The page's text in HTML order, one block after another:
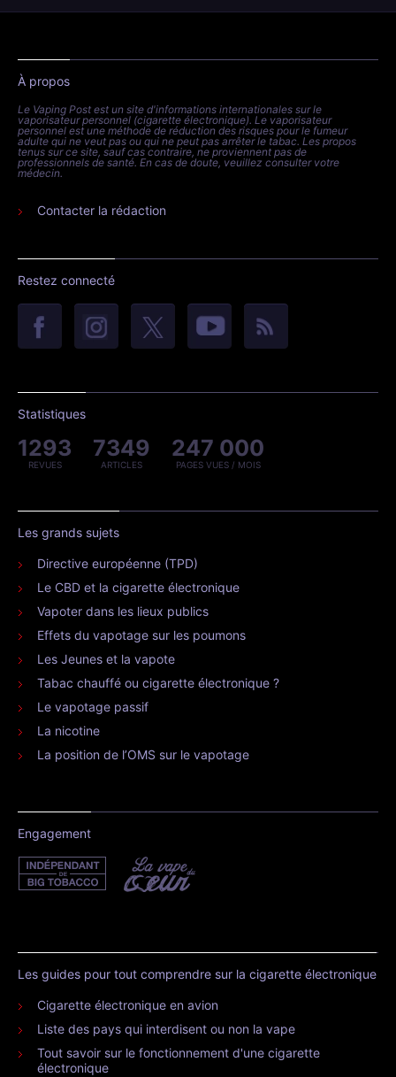
À propos
Le Vaping Post est un site d'informations internationales sur le
vaporisateur personnel (cigarette électronique). Le vaporisateur
personnel est une méthode de réduction des risques pour le fumeur
adulte qui ne veut pas ou qui ne peut pas arrêter le tabac. Les propos
tenus sur ce site, sauf cas contraire, ne proviennent pas de
professionnels de santé. En cas de doute, veuillez consulter votre
médecin.
Contacter la rédaction
Restez connecté
Statistiques
1293
REVUES
7349
ARTICLES
247 000
PAGES VUES / MOIS
Les grands sujets
Directive européenne (TPD)
Le CBD et la cigarette électronique
Vapoter dans les lieux publics
Effets du vapotage sur les poumons
Les Jeunes et la vapote
Tabac chauffé ou cigarette électronique ?
Le vapotage passif
La nicotine
La position de l’OMS sur le vapotage
Engagement
Les guides pour tout comprendre sur la cigarette électronique
Cigarette électronique en avion
Liste des pays qui interdisent ou non la vape
Tout savoir sur le fonctionnement d'une cigarette
électronique